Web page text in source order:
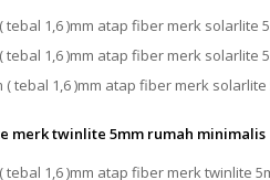
1,6 )mm atap fiber merk solarlite
1,6 )mm atap fiber merk solarlite
tebal 1,6 )mm atap fiber merk solarlite
merk twinlite 5mm rumah minimalis
1,6 )mm atap fiber merk twinlite